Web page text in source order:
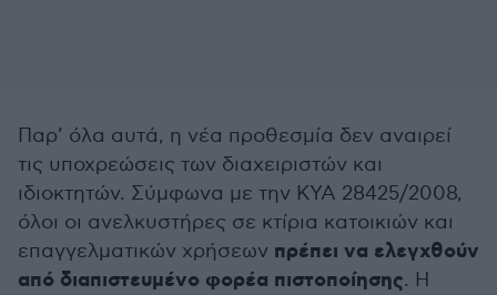
Παρ’ όλα αυτά, η νέα προθεσμία δεν αναιρεί
τις υποχρεώσεις των διαχειριστών και
ιδιοκτητών. Σύμφωνα με την ΚΥΑ 28425/2008,
όλοι οι ανελκυστήρες σε κτίρια κατοικιών και
επαγγελματικών χρήσεων πρέπει να ελεγχθούν
από διαπιστευμένο φορέα πιστοποίησης. Η